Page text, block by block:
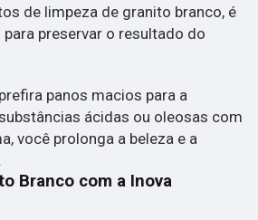
de limpeza de granito branco, é
preservar o resultado do
panos macios para a
ácidas ou oleosas com
você prolonga a beleza e a
Branco com a Inova